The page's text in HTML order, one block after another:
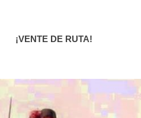
¡VENTE DE RUTA!